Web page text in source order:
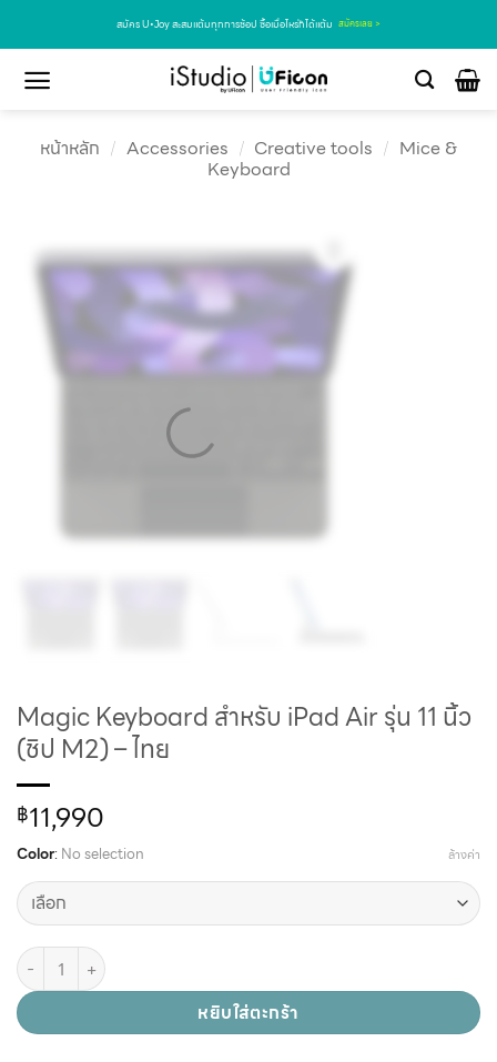
สมัคร U•Joy สะสมแต้มทุกการช้อป ซื้อเมื่อไหร่ก็ได้แต้ม สมัครเลย >
หน้าหลัก / Accessories / Creative tools / Mice &
Keyboard
Magic Keyboard สำหรับ iPad Air รุ่น 11 นิ้ว
(ชิป M2) – ไทย
฿11,990
Color: No selection ล้างค่า
หยิบใส่ตะกร้า